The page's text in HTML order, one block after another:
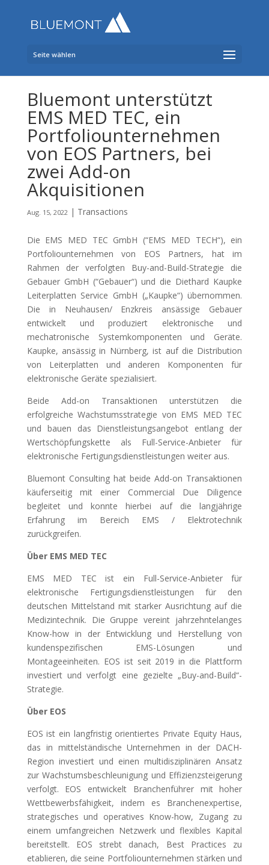
Seite wählen
Bluemont unterstützt
EMS MED TEC, ein
Portfoliounternehmen
von EOS Partners, bei
zwei Add-on
Akquisitionen
Aug. 15, 2022| Transactions
Die EMS MED TEC GmbH (“EMS MED TECH“), ein
Portfoliounternehmen von EOS Partners, hat im
Rahmen der verfolgten Buy-and-Build-Strategie die
Gebauer GmbH (“Gebauer“) und die Diethard Kaupke
Leiterplatten Service GmbH („Kaupke“) übernommen.
Die in Neuhausen/ Enzkreis ansässige Gebauer
entwickelt und produziert elektronische und
mechatronische Systemkomponenten und Geräte.
Kaupke, ansässig in Nürnberg, ist auf die Distribution
von Leiterplatten und anderen Komponenten für
elektronische Geräte spezialisiert.
Beide Add-on Transaktionen unterstützen die
erfolgreiche Wachstumsstrategie von EMS MED TEC
und bauen das Dienstleistungsangebot entlang der
Wertschöpfungskette als Full-Service-Anbieter für
elektronische Fertigungsdienstleistungen weiter aus.
Bluemont Consulting hat beide Add-on Transaktionen
käuferseitig mit einer Commercial Due Diligence
begleitet und konnte hierbei auf die langjährige
Erfahrung im Bereich EMS / Elektrotechnik
zurückgreifen.
Über EMS MED TEC
EMS MED TEC ist ein Full-Service-Anbieter für
elektronische Fertigungsdienstleistungen für den
deutschen Mittelstand mit starker Ausrichtung auf die
Medizintechnik. Die Gruppe vereint jahrzehntelanges
Know-how in der Entwicklung und Herstellung von
kundenspezifischen EMS-Lösungen und
Montageeinheiten. EOS ist seit 2019 in die Plattform
investiert und verfolgt eine gezielte „Buy-and-Build“-
Strategie.
Über EOS
EOS ist ein langfristig orientiertes Private Equity Haus,
das in mittelständische Unternehmen in der DACH-
Region investiert und einen multidisziplinären Ansatz
zur Wachstumsbeschleunigung und Effizienzsteigerung
verfolgt. EOS entwickelt Branchenführer mit hoher
Wettbewerbsfähigkeit, indem es Branchenexpertise,
strategisches und operatives Know-how, Zugang zu
einem umfangreichen Netzwerk und flexibles Kapital
bereitstellt. EOS strebt danach, Best Practices zu
etablieren, die seine Portfoliounternehmen stärken und